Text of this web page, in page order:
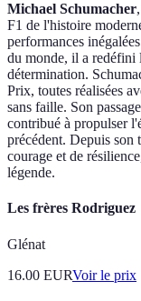
Michael Schumacher
F1 de l'histoire
performances
du monde, il a redéfini
détermination.
Prix, toutes réalisées
sans faille. Son
contribué à propulser
précédent. Depuis son
courage et de
légende.
Les frères Rodriguez
Glénat
16.00 EURVoir le prix